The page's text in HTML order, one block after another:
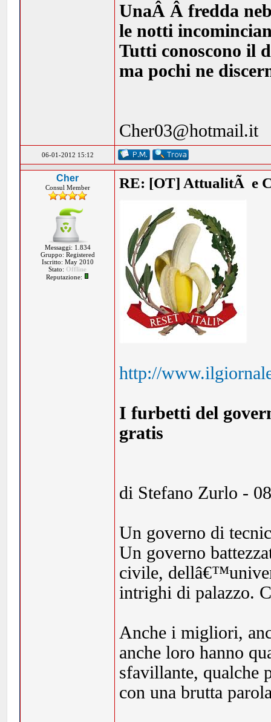
UnaÂ Â fredda
le notti
Tutti conoscono il
ma pochi ne
Cher03@hotmail.it
06-01-2012 15:12
Cher
Consul Member
Messaggi: 1.834
Gruppo: Registered
Iscritto: May 2010
Stato: Offline
Reputazione:
RE: [OT] AttualitÃ e
http://
I furbetti del
gratis
di Stefano Zurlo -
Un governo di
Un governo
civile,
intrighi di palazzo.
Anche i migliori,
anche loro hanno
sfavillante, qualche
con una brutta